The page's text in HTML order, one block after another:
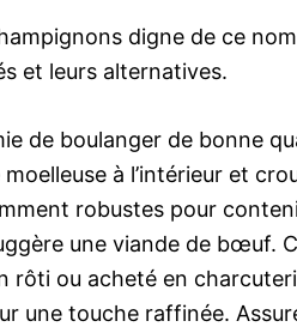
digne de ce
et leurs alternatives.
de boulanger de bonne
à l’intérieur et
robustes pour
une viande de bœuf.
rôti ou acheté en
une touche raffinée.